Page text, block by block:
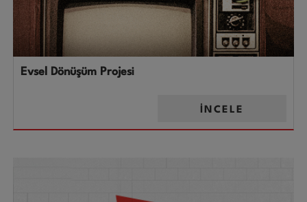
Evsel Dönüşüm Projesi
İNCELE